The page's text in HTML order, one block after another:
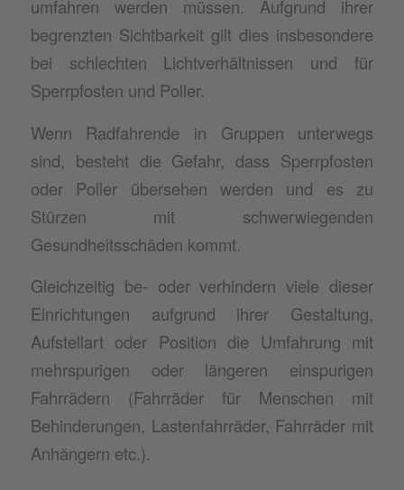
umfahren werden müssen. Aufgrund ihrer
begrenzten Sichtbarkeit gilt dies insbesondere
bei schlechten Lichtverhältnissen und für
Sperrpfosten und Poller.
Wenn Radfahrende in Gruppen unterwegs
sind, besteht die Gefahr, dass Sperrpfosten
oder Poller übersehen werden und es zu
Stürzen mit schwerwiegenden
Gesundheitsschäden kommt.
Gleichzeitig be- oder verhindern viele dieser
Einrichtungen aufgrund ihrer Gestaltung,
Aufstellart oder Position die Umfahrung mit
mehrspurigen oder längeren einspurigen
Fahrrädern (Fahrräder für Menschen mit
Behinderungen, Lastenfahrräder, Fahrräder mit
Anhängern etc.).